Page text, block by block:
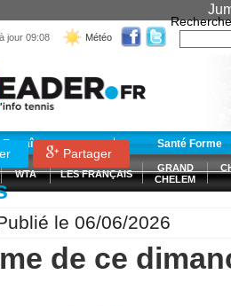
jour 09:08 Météo
Entraînement Santé Forme
WTA LES FRANÇAIS
GRAND
CHELEM
Partager
le 06/06/2026
de ce